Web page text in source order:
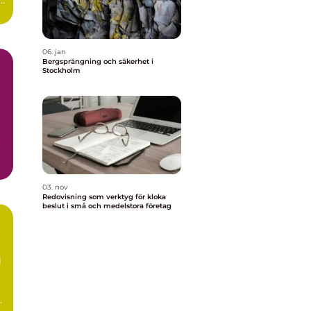
06. jan
Bergsprängning och säkerhet i
Stockholm
03. nov
Redovisning som verktyg för kloka
beslut i små och medelstora företag